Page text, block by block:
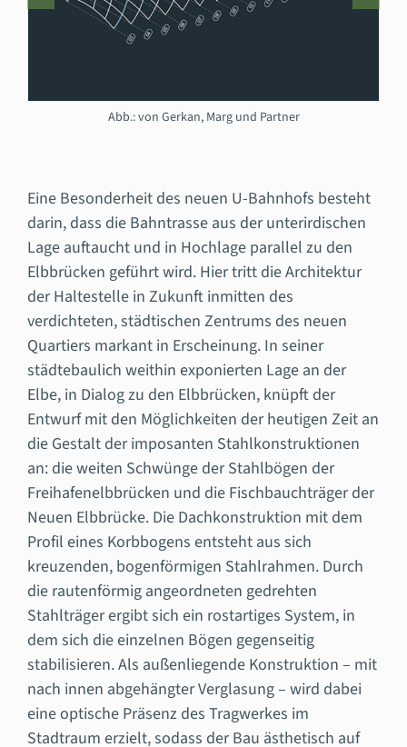
Abb.: von Gerkan, Marg und Partner
Eine Besonderheit des neuen U-Bahnhofs besteht
darin, dass die Bahntrasse aus der unterirdischen
Lage auftaucht und in Hochlage parallel zu den
Elbbrücken geführt wird. Hier tritt die Architektur
der Haltestelle in Zukunft inmitten des
verdichteten, städtischen Zentrums des neuen
Quartiers markant in Erscheinung. In seiner
städtebaulich weithin exponierten Lage an der
Elbe, in Dialog zu den Elbbrücken, knüpft der
Entwurf mit den Möglichkeiten der heutigen Zeit an
die Gestalt der imposanten Stahlkonstruktionen
an: die weiten Schwünge der Stahlbögen der
Freihafenelbbrücken und die Fischbauchträger der
Neuen Elbbrücke. Die Dachkonstruktion mit dem
Profil eines Korbbogens entsteht aus sich
kreuzenden, bogenförmigen Stahlrahmen. Durch
die rautenförmig angeordneten gedrehten
Stahlträger ergibt sich ein rostartiges System, in
dem sich die einzelnen Bögen gegenseitig
stabilisieren. Als außenliegende Konstruktion – mit
nach innen abgehängter Verglasung – wird dabei
eine optische Präsenz des Tragwerkes im
Stadtraum erzielt, sodass der Bau ästhetisch auf